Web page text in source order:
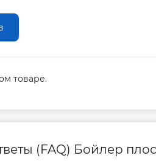
узкий
подключения, дюйм 1/2
креплениями, мм 350/
товаре.
(FAQ) Бойлер